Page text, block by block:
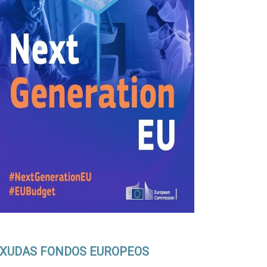
FONDOS EUROPEOS